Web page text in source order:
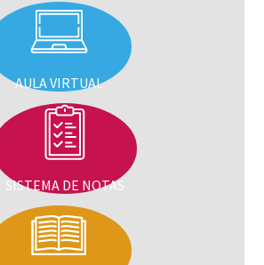
AULA VIRTUAL
SISTEMA DE NOTAS